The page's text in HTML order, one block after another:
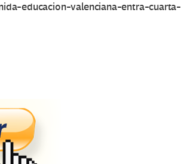
educacion-valenciana-entra-cuarta-